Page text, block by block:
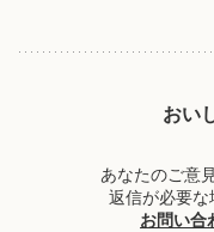
おい
あなたのご意
返信が必要
お問い合